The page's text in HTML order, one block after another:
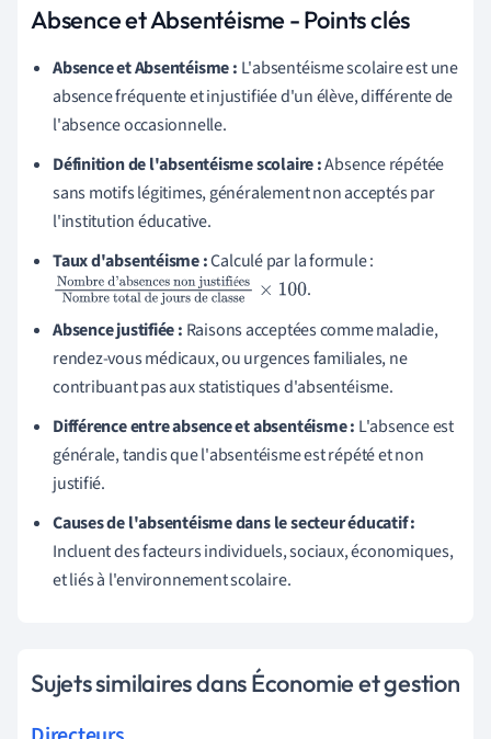
Absence et Absentéisme - Points clés
Absence et Absentéisme : L'absentéisme scolaire est une
absence fréquente et injustifiée d'un élève, différente de
l'absence occasionnelle.
Définition de l'absentéisme scolaire :Absence répétée
sans motifs légitimes, généralement non acceptés par
l'institution éducative.
Taux d'absentéisme :Calculé par la formule :
é
Nombre d'absences non
justifiéesNombre total de jours de
classe×100
.
Absence justifiée : Raisons acceptées comme maladie,
rendez-vous médicaux, ou urgences familiales, ne
contribuant pas aux statistiques d'absentéisme.
Différence entre absence et absentéisme : L'absence est
générale, tandis que l'absentéisme est répété et non
justifié.
Causes de l'absentéisme dans le secteur éducatif :
Incluent des facteurs individuels, sociaux, économiques,
et liés à l'environnement scolaire.
Sujets similaires dans Économie et gestion